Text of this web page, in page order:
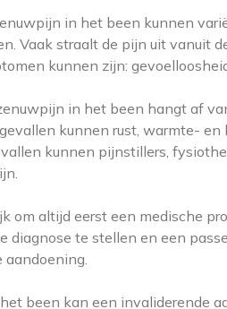
in het been kunnen
Vaak straalt de pijn uit vanuit
kunnen zijn:
in het been hangt af
kunnen rust, warmte-
kunnen pijnstillers,
om altijd eerst een medische
diagnose te stellen en een
aandoening.
been kan een invaliderende